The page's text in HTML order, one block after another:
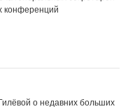
конференций
о недавних больших